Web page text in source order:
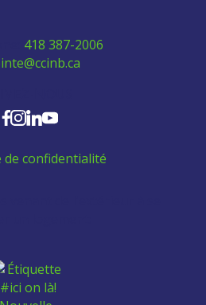
418 387-2006
de confidentialité